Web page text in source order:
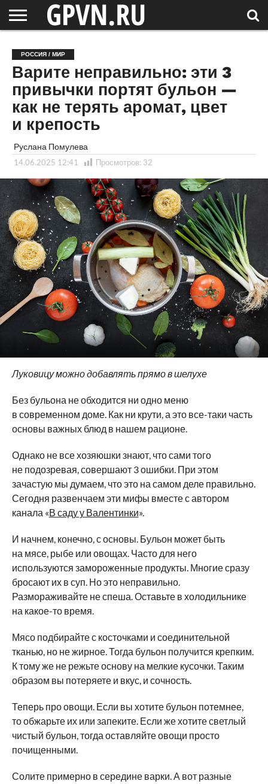
ОБЛАСТЬ
НОВОСТИ
СОСЕДЕЙ
РОССИЯ
/ МИР
СПЕЦПРОЕКТЫ
БЛОГ
СТАТЬИ
ФОТОРЕПОРТАЖИ
ИНТЕРВЬЮ
ОБЪЕКТЫ
ПОДБОРКИ
РОССИЯ / МИР
Варите неправильно: эти 3
привычки портят бульон —
как не терять аромат, цвет
и крепость
Руслана Помулева
14.06.2025 12:41 Просмотров: 32
Луковицу можно добавлять прямо в шелухе
Без бульона не обходится ни одно меню
в современном доме. Как ни крути, а это все-таки часть
основы важных блюд в нашем рационе.
Однако не все хозяюшки знают, что сами того
не подозревая, совершают 3 ошибки. При этом
зачастую мы думаем, что это на самом деле правильно.
Сегодня развенчаем эти мифы вместе с автором
канала «В саду у Валентинки».
И начнем, конечно, с основы. Бульон может быть
на мясе, рыбе или овощах. Часто для него
используются замороженные продукты. Многие сразу
бросают их в суп. Но это неправильно.
Размораживайте не спеша. Оставьте в холодильнике
на какое-то время.
Мясо подбирайте с косточками и соединительной
тканью, но не жирное. Тогда бульон получится крепким.
К тому же не режьте основу на мелкие кусочки. Таким
образом вы потеряете и вкус, и сочность.
Теперь про овощи. Если вы хотите бульон потемнее,
то обжарьте их или запеките. Если же хотите светлый
чистый бульон, тогда оставляйте овощи просто
почищенными.
Солите примерно в середине варки. А вот разные